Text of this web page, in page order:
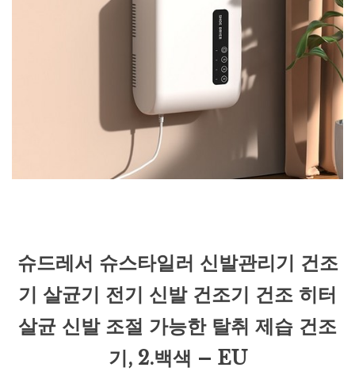
슈드레서 슈스타일러 신발관리기 건조
기 살균기 전기 신발 건조기 건조 히터
살균 신발 조절 가능한 탈취 제습 건조
기, 2.백색 – EU